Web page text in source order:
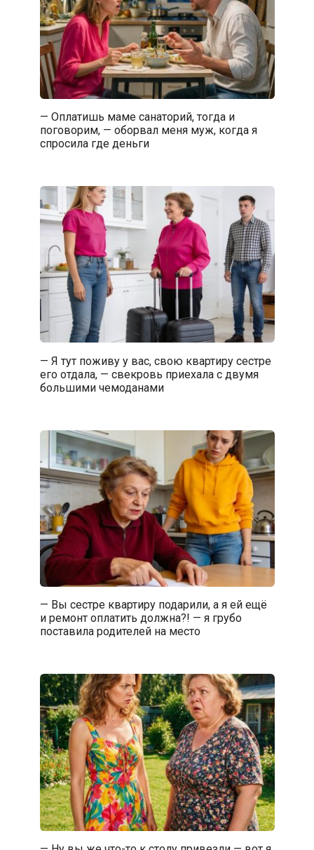
— Оплатишь маме санаторий, тогда и
поговорим, — оборвал меня муж, когда я
спросила где деньги
— Я тут поживу у вас, свою квартиру сестре
его отдала, — свекровь приехала с двумя
большими чемоданами
— Вы сестре квартиру подарили, а я ей ещё
и ремонт оплатить должна?! — я грубо
поставила родителей на место